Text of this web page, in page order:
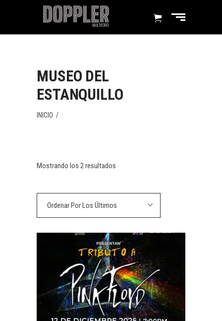
MUSEO DEL
ESTANQUILLO
INICIO /
Mostrando los 2 resultados
Ordenar Por Los Últimos